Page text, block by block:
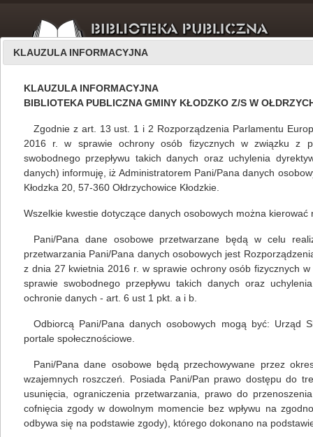
O nas wrzesień 2021
Październik w Bibliotece Publicznej Gminy Kłodzko
Mariola Huzar, własne 23.09.2021
Na skróty
Kalendarium 2026
KLAUZULA INFORMACYJNA
KLAUZULA INFORMACYJNA
BIBLIOTEKA PUBLICZNA GMINY KŁODZKO Z/S W
Zgodnie z art. 13 ust. 1 i 2 Rozporządzenia Parlamentu
2016 r. w sprawie ochrony osób fizycznych w związku z
swobodnego przepływu takich danych oraz uchylenia
danych) informuję, iż Administratorem Pani/Pana danych
Kłodzka 20, 57-360 Ołdrzychowice Kłodzkie.
Wszelkie kwestie dotyczące danych osobowych można
Pani/Pana dane osobowe przetwarzane będą w celu
przetwarzania Pani/Pana danych osobowych jest
z dnia 27 kwietnia 2016 r. w sprawie ochrony osób fizycznych
sprawie swobodnego przepływu takich danych oraz
ochronie danych - art. 6 ust 1 pkt. a i b.
Odbiorcą Pani/Pana danych osobowych mogą być: Urząd
portale społecznościowe.
Pani/Pana dane osobowe będą przechowywane przez
wzajemnych roszczeń. Posiada Pani/Pan prawo dostępu do
usunięcia, ograniczenia przetwarzania, prawo do
cofnięcia zgody w dowolnym momencie bez wpływu na
odbywa się na podstawie zgody), którego dokonano na